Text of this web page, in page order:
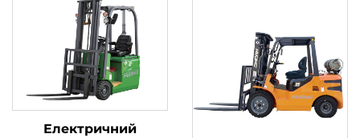
високоякісним
японським двигуном
ISUZU
Електричний